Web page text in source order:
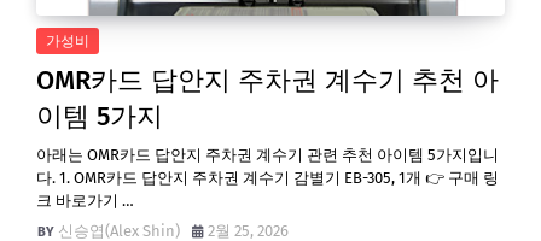
가성비
OMR카드 답안지 주차권 계수기 추천 아
이템 5가지
아래는 OMR카드 답안지 주차권 계수기 관련 추천 아이템 5가지입니
다. 1. OMR카드 답안지 주차권 계수기 감별기 EB-305, 1개 👉 구매 링
크 바로가기 …
신승엽(Alex Shin)
2월 25, 2026